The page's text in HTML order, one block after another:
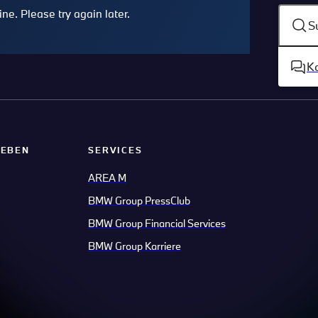
SERVICES
AREA M
BMW Group PressClub
BMW Group Financial Services
BMW Group Karriere